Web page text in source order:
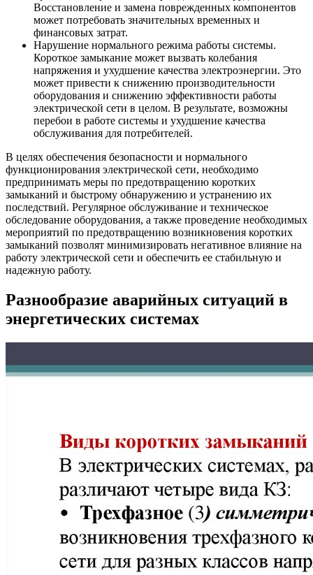
Восстановление и замена поврежденных компонентов
может потребовать значительных временных и
финансовых затрат.
Нарушение нормального режима работы системы.
Короткое замыкание может вызвать колебания
напряжения и ухудшение качества электроэнергии. Это
может привести к снижению производительности
оборудования и снижению эффективности работы
электрической сети в целом. В результате, возможны
перебои в работе системы и ухудшение качества
обслуживания для потребителей.
В целях обеспечения безопасности и нормального
функционирования электрической сети, необходимо
предпринимать меры по предотвращению коротких
замыканий и быстрому обнаружению и устранению их
последствий. Регулярное обслуживание и техническое
обследование оборудования, а также проведение необходимых
мероприятий по предотвращению возникновения коротких
замыканий позволят минимизировать негативное влияние на
работу электрической сети и обеспечить ее стабильную и
надежную работу.
Разнообразие аварийных ситуаций в
энергетических системах